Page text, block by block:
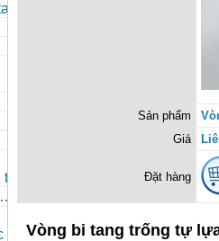
eo
Sản phẩm
Giá
Đặt hàng
Vòng bi tang trống tự